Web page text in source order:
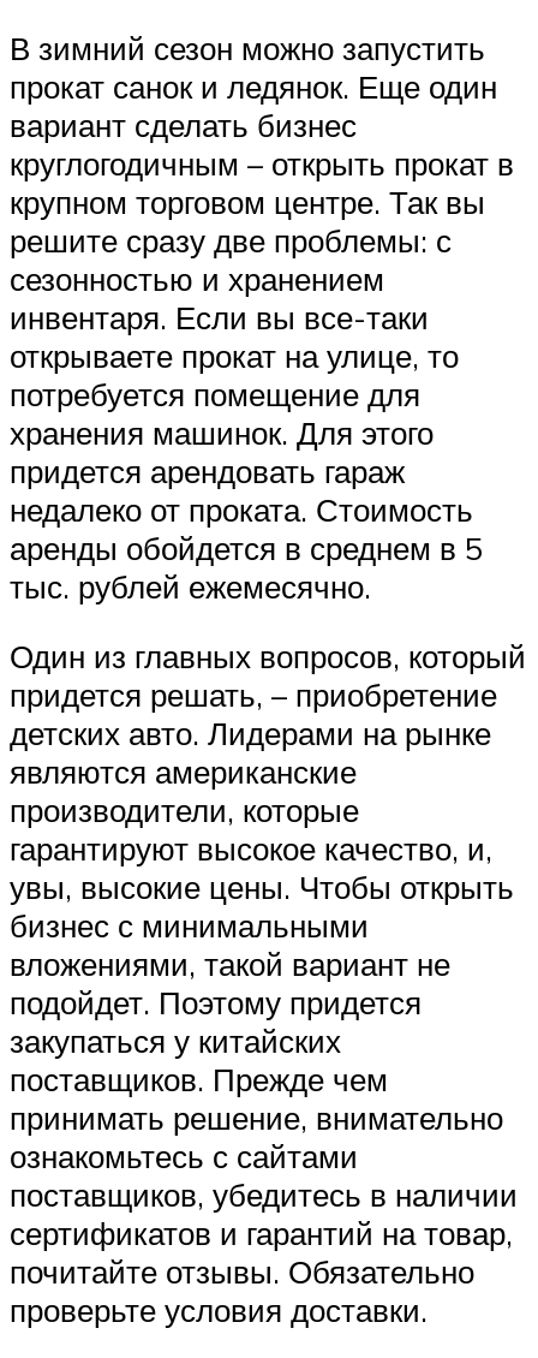
В зимний сезон можно запустить
прокат санок и ледянок. Еще один
вариант сделать бизнес
круглогодичным – открыть прокат в
крупном торговом центре. Так вы
решите сразу две проблемы: с
сезонностью и хранением
инвентаря. Если вы все-таки
открываете прокат на улице, то
потребуется помещение для
хранения машинок. Для этого
придется арендовать гараж
недалеко от проката. Стоимость
аренды обойдется в среднем в 5
тыс. рублей ежемесячно.
Один из главных вопросов, который
придется решать, – приобретение
детских авто. Лидерами на рынке
являются американские
производители, которые
гарантируют высокое качество, и,
увы, высокие цены. Чтобы открыть
бизнес с минимальными
вложениями, такой вариант не
подойдет. Поэтому придется
закупаться у китайских
поставщиков. Прежде чем
принимать решение, внимательно
ознакомьтесь с сайтами
поставщиков, убедитесь в наличии
сертификатов и гарантий на товар,
почитайте отзывы. Обязательно
проверьте условия доставки.